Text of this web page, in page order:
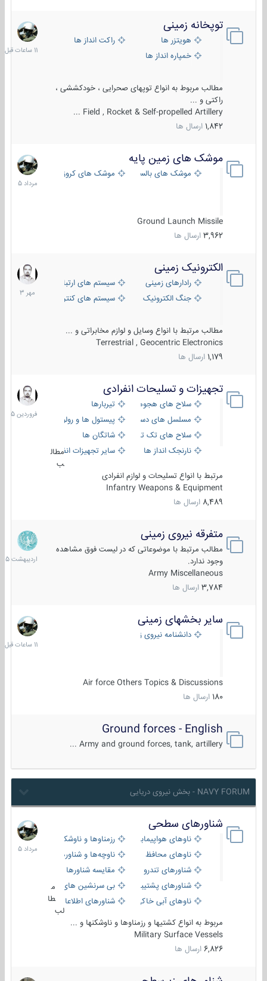
توپخانه زمینی
هویتزر ها
راکت انداز ها
خمپاره انداز ها
مطالب مربوط به انواع توپهای صحرایی ، خودکششی ،
راکتی و ...
Field , Rocket & Self-propelled Artillery ...
1,842 ارسال ها
11
ساعات
قبل
موشک های زمین پایه
موشک های بالستیک موشک های کروز
Ground Launch Missile
3,962 ارسال ها
2
مرداد
1405
الکترونیک زمینی
رادارهای زمینی
سیستم های ارتباطی و جمع آوری
جنگ الکترونیک
سیستم های کنترل آتش و تجهیزات
مطالب مرتبط با انواع وسایل و لوازم مخابراتی و ...
Terrestrial , Geocentric Electronics
1,179 ارسال ها
1
مهر
1403
تجهیزات و تسلیحات انفرادی
سلاح های هجومی
تیربارها
مسلسل های دستی
پیستول ها و رولورها
سلاح های تک تیر اندازیشاتگان ها
نارنجک انداز ها
سایر تجهیزات انفرادی
مطال
ب
مرتبط با انواع تسلیحات و لوازم انفرادی
Infantry Weapons & Equipment
8,489 ارسال ها
17
فروردین
1405
متفرقه نیروی زمینی
مطالب مرتبط با موضوعاتی که در لیست فوق مشاهده
وجود ندارد.
Army Miscellaneous
3,784 ارسال ها
27
1405
سایر بخشهای زمینی
دانشنامه نیروی زمینی
Air force Others Topics & Discussions
180 ارسال ها
11
ساعات
قبل
Ground forces - English
Army and ground forces, tank, artillery ...
NAVY FORUM - بخش نیروی دریایی
شناورهای سطحی
ناوهای هواپیمابر و بالگرد بررزمناوها و ناوشکن‌ها
ناوهای محافظ
ناوچه‌ها و شناورهای گشتی
شناورهای تندرو
مقایسه شناورها
شناورهای پشتیبانی
بی سرنشین های دریایی
ناوهای آبی خاکی و نیروبرشناورهای اطلاعاتی و جاسوسی
طا
لب
مربوط به انواع کشتیها و رزمناوها و ناوشکنها و ...
Military Surface Vessels
6,826 ارسال ها
2
مرداد
1405